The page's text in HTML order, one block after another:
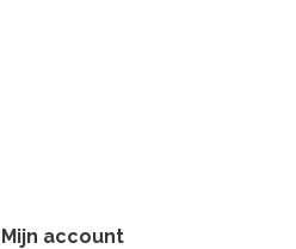
Mijn account